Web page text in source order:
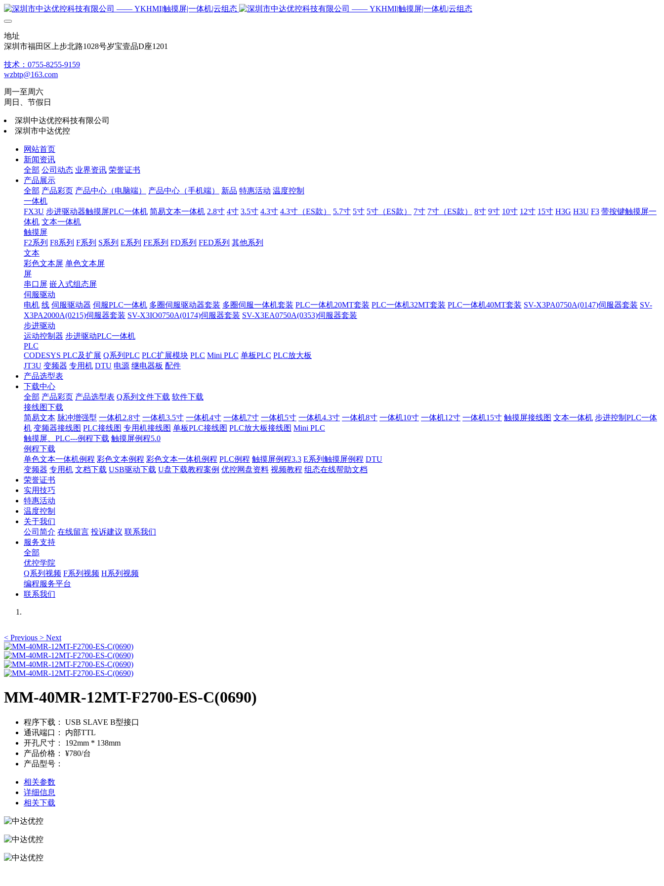
地址
深圳市福田区上步北路1028号岁宝壹品D座1201
技术：0755-8255-9159
wzbtp@163.com
周一至周六
周日、节假日
深圳中达优控科技有限公司
深圳市中达优控
网站首页
新闻资讯
全部 公司动态 业界资讯 荣誉证书
产品展示
全部 产品彩页 产品中心（电脑端） 产品中心（手机端） 新品 特惠活动 温度控制
一体机
FX3U 步进驱动器触摸屏PLC一体机 简易文本一体机 2.8寸 4寸 3.5寸 4.3寸 4.3寸（ES款） 5.7寸 5寸 5寸（ES款） 7寸 7寸（ES款） 8寸 9寸 10寸 12寸 15寸 H3G H3U F3 带按键触摸屏一
体机 文本一体机
触摸屏
F2系列 F8系列 F系列 S系列 E系列 FE系列 FD系列 FED系列 其他系列
文本
彩色文本屏 单色文本屏
屏
串口屏 嵌入式组态屏
伺服驱动
电机 线 伺服驱动器 伺服PLC一体机 多圈伺服驱动器套装 多圈伺服一体机套装 PLC一体机20MT套装 PLC一体机32MT套装 PLC一体机40MT套装 SV-X3PA0750A(0147)伺服器套装 SV-
X3PA2000A(0215)伺服器套装 SV-X3IO0750A(0174)伺服器套装 SV-X3EA0750A(0353)伺服器套装
步进驱动
运动控制器 步进驱动PLC一体机
PLC
CODESYS PLC及扩展 Q系列PLC PLC扩展模块 PLC Mini PLC 单板PLC PLC放大板
JT3U 变频器 专用机 DTU 电源 继电器板 配件
产品选型表
下载中心
全部 产品彩页 产品选型表 Q系列文件下载 软件下载
接线图下载
简易文本 脉冲增强型 一体机2.8寸 一体机3.5寸 一体机4寸 一体机7寸 一体机5寸 一体机4.3寸 一体机8寸 一体机10寸 一体机12寸 一体机15寸 触摸屏接线图 文本一体机 步进控制PLC一体
机 变频器接线图 PLC接线图 专用机接线图 单板PLC接线图 PLC放大板接线图 Mini PLC
触摸屏、PLC---例程下载 触摸屏例程5.0
例程下载
单色文本一体机例程 彩色文本例程 彩色文本一体机例程 PLC例程 触摸屏例程3.3 E系列触摸屏例程 DTU
变频器 专用机 文档下载 USB驱动下载 U盘下载教程案例 优控网盘资料 视频教程 组态在线帮助文档
荣誉证书
实用技巧
特惠活动
温度控制
关于我们
公司简介 在线留言 投诉建议 联系我们
服务支持
全部
优控学院
Q系列视频 F系列视频 H系列视频
编程服务平台
联系我们
< Previous > Next
MM-40MR-12MT-F2700-ES-C(0690)
程序下载：
USB SLAVE B型接口
通讯端口：
内部TTL
开孔尺寸：
192mm * 138mm
产品价格：
¥780/台
产品型号：
相关参数
详细信息
相关下载